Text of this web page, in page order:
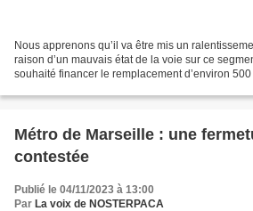
Nous apprenons qu’il va être mis un
raison d’un mauvais état de la voie sur ce
souhaité financer le remplacement d’environ
Métro de Marseille : une
contestée
Publié le 04/11/2023 à 13:00
Par La voix de NOSTERPACA